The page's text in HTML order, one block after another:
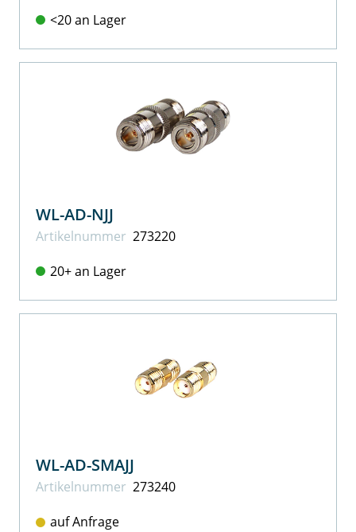
<20 an Lager
WL-AD-NJJ
Artikel­nummer 273220
20+ an Lager
WL-AD-SMAJJ
Artikel­nummer 273240
auf Anfrage